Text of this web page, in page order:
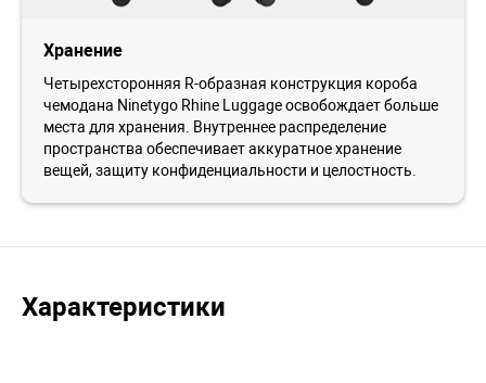
Хранение
Четырехсторонняя R-образная конструкция короба
чемодана Ninetygo Rhine Luggage освобождает больше
места для хранения. Внутреннее распределение
пространства обеспечивает аккуратное хранение
вещей, защиту конфиденциальности и целостность.
Характеристики